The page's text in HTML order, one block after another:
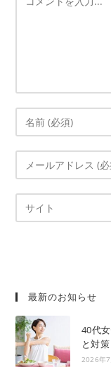
最新のお知らせ
40代
と対策
2026年